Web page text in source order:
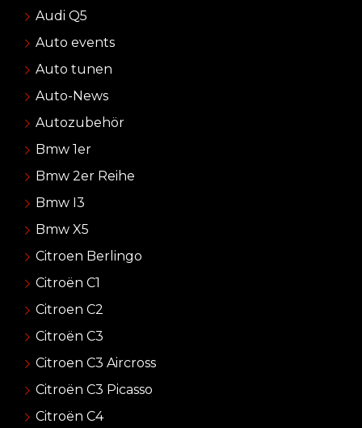
Audi Q5
Auto events
Auto tunen
Auto-News
Autozubehör
Bmw 1er
Bmw 2er Reihe
Bmw I3
Bmw X5
Citroen Berlingo
Citroën C1
Citroen C2
Citroën C3
Citroen C3 Aircross
Citroën C3 Picasso
Citroën C4